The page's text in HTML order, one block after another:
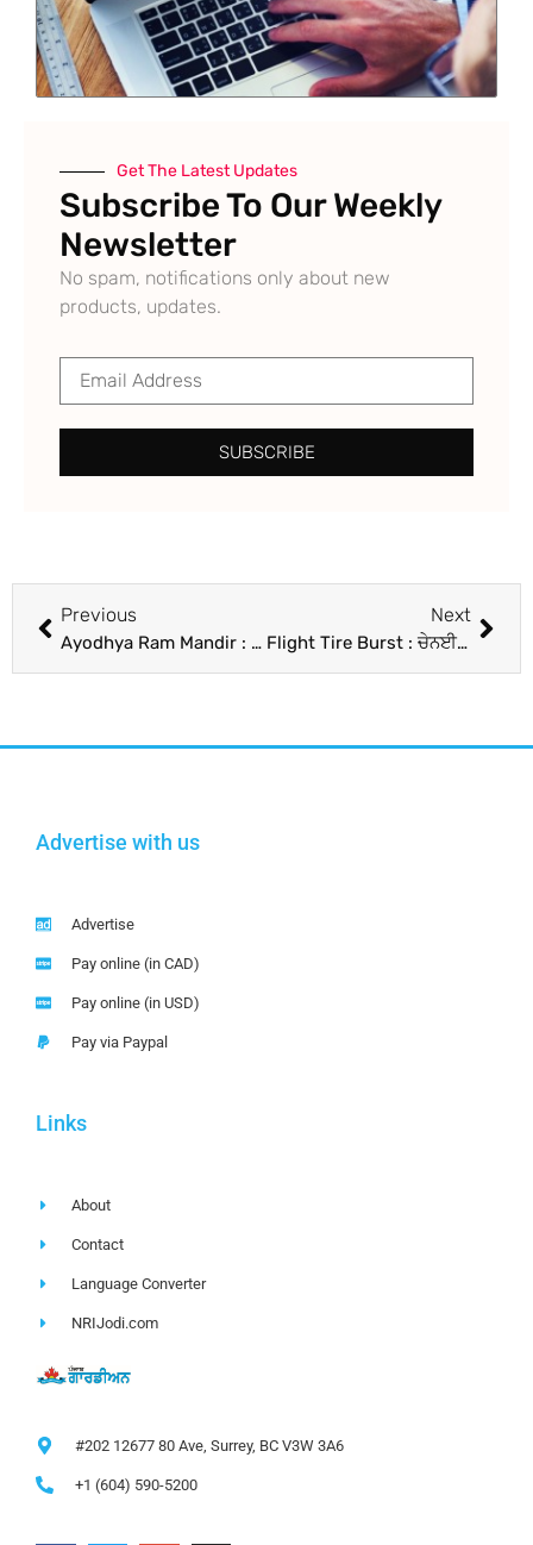
Get The Latest Updates
Subscribe To Our Weekly
Newsletter
No spam, notifications only about new
products, updates.
SUBSCRIBE
Previous
Ayodhya Ram Mandir : ਪ੍ਰਾਣ ਪ੍ਰਤਿਸ਼ਠਾ ਤੋਂ ਪਹਿਲਾਂ ਰਾਮ ਮੰਦਿਰ ਦੇ ਪਾਵਨ ਅਸਥਾਨ ‘ਤੇ ਲਿਆਂਦੀ ਗਈ ਰਾਮਲਲਾ ਦੀ ਮੂਰਤੀ, ਅੱਜ ਹੋਵੇਗੀ ਸਥਾਪਿਤ
Next
Flight Tire Burst : ਚੇਨਈ ਤੋਂ ਮਲੇਸ਼ੀਆ ਜਾ ਰਹੇ ਵਾਲ-ਵਾਲ ਬਚੇ 130 ਯਾਤਰੀ, ਰਨਵੇ ‘ਤੇ ਜਹਾਜ਼ ਦਾ ਫਟਿਆ ਟਾਇਰ
Advertise with us
Advertise
Pay online (in CAD)
Pay online (in USD)
Pay via Paypal
Links
About
Contact
Language Converter
NRIJodi.com
#202 12677 80 Ave, Surrey, BC V3W 3A6
+1 (604) 590-5200